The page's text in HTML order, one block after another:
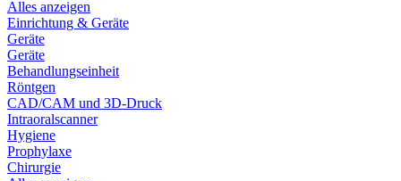
Alles anzeigen
Einrichtung & Geräte
Geräte
Geräte
Behandlungseinheit
Röntgen
CAD/CAM und 3D-Druck
Intraoralscanner
Hygiene
Prophylaxe
Chirurgie